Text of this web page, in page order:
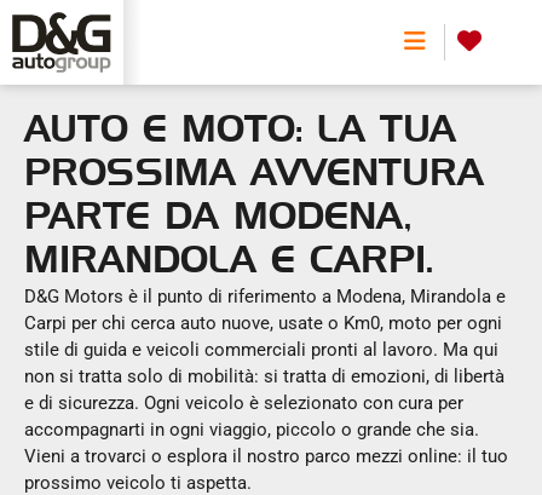
AUTO E MOTO: LA TUA
PROSSIMA AVVENTURA
PARTE DA MODENA,
MIRANDOLA E CARPI.
D&G Motors è il punto di riferimento a Modena, Mirandola e
Carpi per chi cerca auto nuove, usate o Km0, moto per ogni
stile di guida e veicoli commerciali pronti al lavoro. Ma qui
non si tratta solo di mobilità: si tratta di emozioni, di libertà
e di sicurezza. Ogni veicolo è selezionato con cura per
accompagnarti in ogni viaggio, piccolo o grande che sia.
Vieni a trovarci o esplora il nostro parco mezzi online: il tuo
prossimo veicolo ti aspetta.
Scegli una o più alimentazioni
Tipologia
Carrozzeria